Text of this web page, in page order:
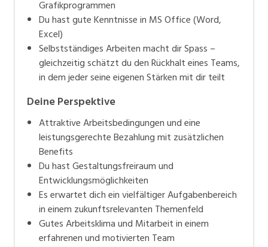
Grafikprogrammen
Du hast gute Kenntnisse in MS Office (Word,
Excel)
Selbstständiges Arbeiten macht dir Spass –
gleichzeitig schätzt du den Rückhalt eines Teams,
in dem jeder seine eigenen Stärken mit dir teilt
Deine Perspektive
Attraktive Arbeitsbedingungen und eine
leistungsgerechte Bezahlung mit zusätzlichen
Benefits
Du hast Gestaltungsfreiraum und
Entwicklungsmöglichkeiten
Es erwartet dich ein vielfältiger Aufgabenbereich
in einem zukunftsrelevanten Themenfeld
Gutes Arbeitsklima und Mitarbeit in einem
erfahrenen und motivierten Team